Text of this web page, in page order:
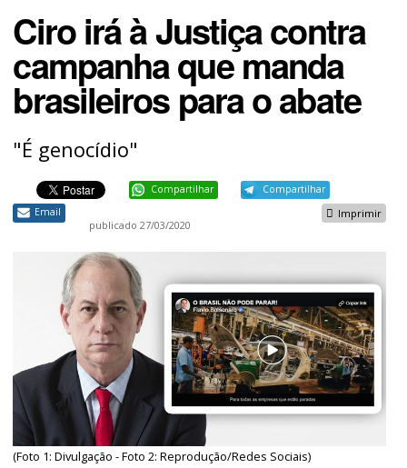
Ciro irá à Justiça contra
campanha que manda
brasileiros para o abate
"É genocídio"
Compartilhar
Compartilhar
Email
Imprimir
publicado 27/03/2020
(Foto 1: Divulgação - Foto 2: Reprodução/Redes Sociais)